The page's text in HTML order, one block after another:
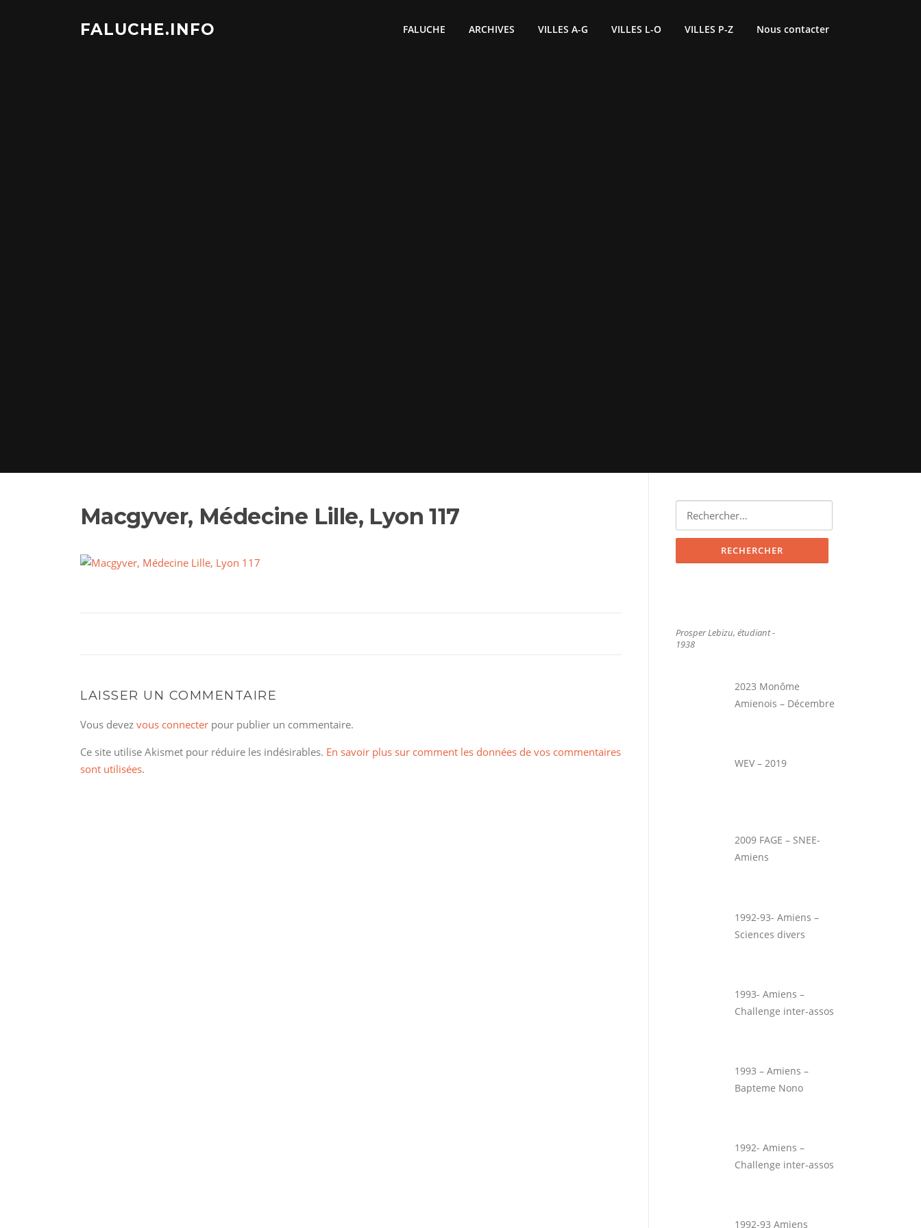
FALUCHE.INFO FALUCHE ARCHIVES VILLES A-G VILLES L-O VILLES P-Z Nous contacter
Macgyver, Médecine Lille, Lyon 117
LAISSER UN COMMENTAIRE
Vous devez vous connecter pour publier un commentaire.
Ce site utilise Akismet pour réduire les indésirables. En savoir plus sur comment les données de vos commentaires
sont utilisées.
Rechercher :
Prosper Lebizu, étudiant -
1938
2023 Monôme
Amienois – Décembre
WEV – 2019
2009 FAGE – SNEE-
Amiens
1992-93- Amiens –
Sciences divers
1993- Amiens –
Challenge inter-assos
1993 – Amiens –
Bapteme Nono
1992- Amiens –
Challenge inter-assos
1992-93 Amiens